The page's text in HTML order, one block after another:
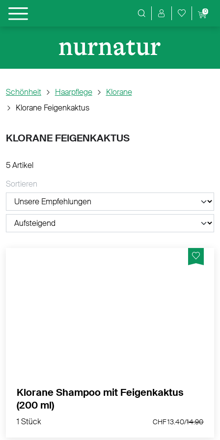
Produktsuche
0
Schönheit Haarpflege
Klorane
Klorane Feigenkaktus
KLORANE FEIGENKAKTUS
5 Artikel
Sortieren
1 Stück
Klorane Shampoo mit Feigenkaktus
(200 ml)
1 Stück CHF 13.40/14.90